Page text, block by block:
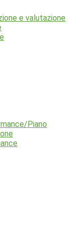
e valutazione
Piano